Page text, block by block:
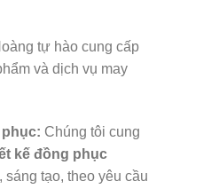
tự hào cung cấp
và dịch vụ may
Chúng tôi cung
kế đồng phục
sáng tạo, theo yêu cầu